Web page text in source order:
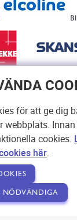
för att ge dig
webbplats.
cookies.
här.